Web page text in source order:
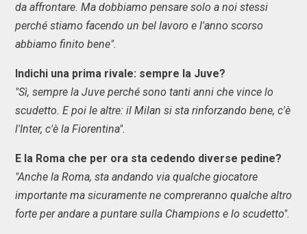
da affrontare. Ma dobbiamo pensare solo a noi stessi
perché stiamo facendo un bel lavoro e l'anno scorso
abbiamo finito bene".
Indichi una prima rivale: sempre la Juve?
"Sì, sempre la Juve perché sono tanti anni che vince lo
scudetto. E poi le altre: il Milan si sta rinforzando bene, c'è
l'Inter, c'è la Fiorentina".
E la Roma che per ora sta cedendo diverse pedine?
"Anche la Roma, sta andando via qualche giocatore
importante ma sicuramente ne compreranno qualche altro
forte per andare a puntare sulla Champions e lo scudetto".